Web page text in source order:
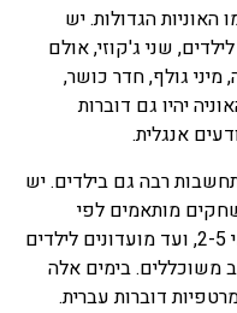
הגדולות. יש
שני ג'קוזי, אולם
ישיבה, מיני גולף, חדר כושר,
יהיו גם דוברות
אנגלית.
רבה גם בילדים. יש
מותאמים לפי
גילאים, החל ממועדון פעוטות בגילאי 2-5, ועד מועדונים לילדים
משוכללים. בימים אלה
דוברות עברית.